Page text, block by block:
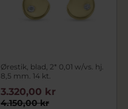
Ørestik, blad, 2* 0,01 w/vs. hj.
8,5 mm. 14 kt.
4.150,00 kr
3.320,00 kr